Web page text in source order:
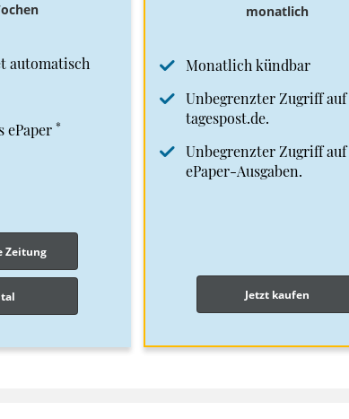
automatisch
ePaper *
Zeitung
monatlich
Monatlich kündbar
Unbegrenzter Zugriff
tagespost.de.
Unbegrenzter Zugriff
ePaper-Ausgaben.
Jetzt kaufen